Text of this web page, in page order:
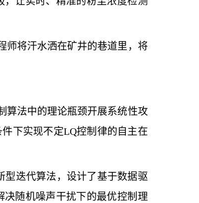
师将汗水洒在矿井的巷道里，将
算法中的理论瓶颈开展系统性攻
下实现不定LQ控制律的自主在
型迭代算法，设计了基于数据驱
随机噪声干扰下的最优控制理